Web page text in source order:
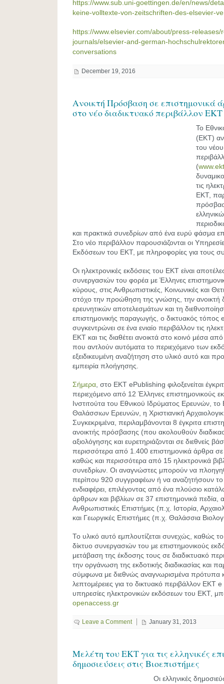
https://www.sub.uni-goettingen.de/en/news/
keine-volltexte-von-zeitschriften-des-elsevier-
https://www.elsevier.com/about/press-
journals/elsevier-and-german-
conversations
December 19, 2016
Ανοικτή Πρόσβαση σε επιστημονικά
στο νέο διαδικτυακό περιβάλλον
To
(ΕΚΤ)
του
(
τις
ΕΚΤ,
και πρακτικά συνεδρίων από ένα ευρύ φάσμα
Στο νέο περιβάλλον παρουσιάζονται οι
Εκδόσεων του ΕΚΤ, με πληροφορίες για τους
Οι ηλεκτρονικές εκδόσεις του ΕΚΤ είναι
συνεργασιών του φορέα με Έλληνες
κύρους, στις Ανθρωπιστικές, Κοινωνικές και
στόχο την προώθηση της γνώσης, την ανοικτή
ερευνητικών αποτελεσμάτων και τη
επιστημονικής παραγωγής, ο δικτυακός τόπος
συγκεντρώνει σε ένα ενιαίο περιβάλλον τις
ΕΚΤ και τις διαθέτει ανοικτά στο κοινό μέσα
που αντλούν αυτόματα το περιεχόμενο των
εξειδικευμένη αναζήτηση στο υλικό αυτό και
εμπειρία πλοήγησης.
Σήμερα , στο ΕΚΤ ePublishing φιλοξενείται
περιεχόμενο από 12 Έλληνες επιστημονικούς
Ινστιτούτα του Εθνικού Ιδρύματος Ερευνών, το
Θαλάσσιων Ερευνών, η Χριστιανική
Συγκεκριμένα, περιλαμβάνονται 8 έγκριτα
ανοικτής πρόσβασης (που ακολουθούν
αξιολόγησης και ευρετηριάζονται σε διεθνείς
περισσότερα από 1.400 επιστημονικά άρθρα
καθώς και περισσότερα από 15 ηλεκτρονικά
συνεδρίων. Οι αναγνώστες μπορούν να
περίπου 920 συγγραφέων ή να αναζητήσουν το
ενδιαφέρει, επιλέγοντας από ένα πλούσιο
άρθρων και βιβλίων σε 37 επιστημονικά πεδία,
Ανθρωπιστικές Επιστήμες (π.χ. Ιστορία,
και Γεωργικές Επιστήμες (π.χ. Θαλάσσια
Το υλικό αυτό εμπλουτίζεται συνεχώς, καθώς το
δίκτυο συνεργασιών του με επιστημονικούς
μετάβαση της έκδοσης τους σε διαδικτυακό
την οργάνωση της εκδοτικής διαδικασίας και
σύμφωνα με διεθνώς αναγνωρισμένα πρότυπα
λεπτομέρειες για το δικτυακό περιβάλλον EKT
υπηρεσίες ηλεκτρονικών εκδόσεων του ΕΚΤ,
openaccess.gr
Leave a Comment January 31, 2013
Μελέτη του ΕΚΤ για τις ελληνικές
δημοσιεύσεις στις Βιοεπιστήμες
Οι ελληνικές